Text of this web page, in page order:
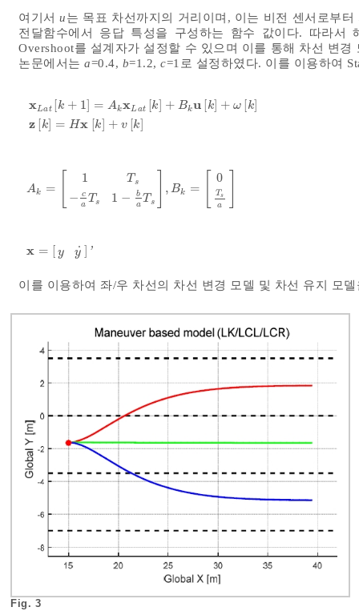
여기서u는 목표 차선까지의 거리이며, 이는 비전 센서로부
전달함수에서 응답 특성을 구성하는 함수 값이다. 따라서
Overshoot를 설계자가 설정할 수 있으며 이를 통해 차선 변
논문에서는 a=0.4, b=1.2, c=1로 설정하였다. 이를 이용하여
xLat k + 1 = AkxL at [k + Bku k + ω k
z [k] = Hx [k] + v [k]
x + Ak xLa k + uk ω k H x
Ak =
1
− c
a T s
T s
1 −
b
a T s
, Bk =
0
Ts
a
T aTs B 0T
x = [ y y
˙ ] '
= y˙
이를 이용하여 좌/우 차선의 차선 변경 모델 및 차선 유지 모
Fig. 3